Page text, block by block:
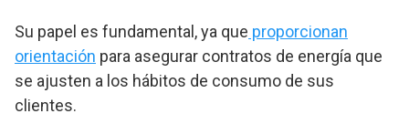
Su papel es fundamental, ya que proporcionan
orientación para asegurar contratos de energía que
se ajusten a los hábitos de consumo de sus
clientes.